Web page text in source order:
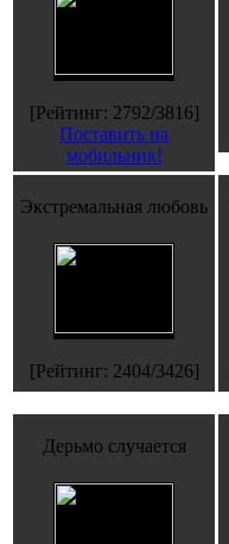
[Рейтинг: 2792/3816]
Поставить на
мобильник!
Экстремальная любовь
[Рейтинг: 2404/3426]
Дерьмо случается